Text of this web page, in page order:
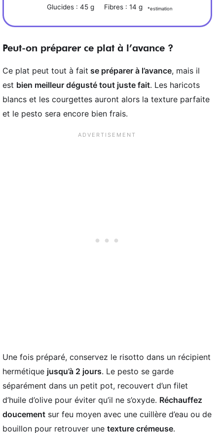
Glucides : 45g Fibres : 14 g *estimation
Peut-on préparer ce plat à l’avance ?
Ce plat peut tout à fait se préparer à l’avance, mais il
est bien meilleur dégusté tout juste fait. Les haricots
blancs et les courgettes auront alors la texture parfaite
et le pesto sera encore bien frais.
Une fois préparé, conservez le risotto dans un récipient
hermétique jusqu’à 2 jours. Le pesto se garde
séparément dans un petit pot, recouvert d’un filet
d’huile d’olive pour éviter qu’il ne s’oxyde. Réchauffez
doucement sur feu moyen avec une cuillère d’eau ou de
bouillon pour retrouver une texture crémeuse.